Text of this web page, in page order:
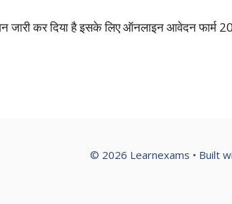
जारी कर दिया है इसके लिए ऑनलाइन आवेदन फार्म
© 2026 Learnexams • Built